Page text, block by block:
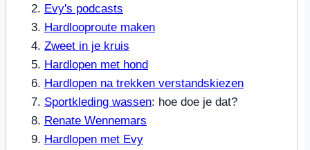
Evy's podcasts
Hardlooproute maken
Zweet in je kruis
Hardlopen met hond
Hardlopen na trekken verstandskiezen
Sportkleding wassen: hoe doe je dat?
Renate Wennemars
Hardlopen met Evy